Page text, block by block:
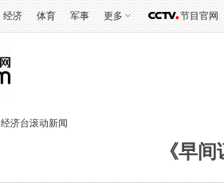
经济 体育 军事 更多 节目官网
经济台滚动新闻
《早